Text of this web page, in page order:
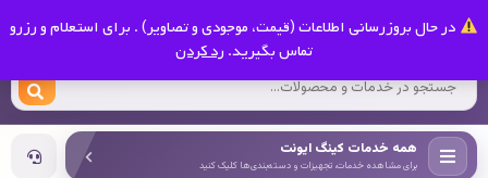
در حال بروزرسانی اطلاعات (قیمت، موجودی و تصاویر) . برای استعلام و رزرو
تماس بگیرید. رد کردن
کینگ ایونت
همه خدمات کینگ ایونت
برای مشاهده خدمات، تجهیزات و دسته‌بندی‌ها کلیک کنید